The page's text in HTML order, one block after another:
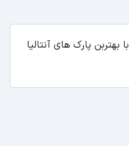
بهتربن پارک های آنتالیا